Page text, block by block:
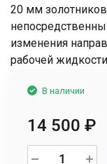
20 мм
изменения
рабочей
В наличии
14 500 ₽